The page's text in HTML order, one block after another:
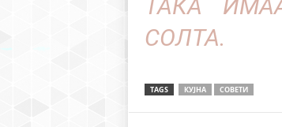
ТАКА
СОЛТА.
TAGS КУЈНА СОВЕТИ